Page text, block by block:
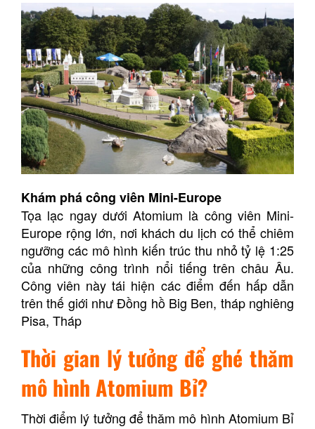
Khám phá công viên Mini-Europe
Tọa lạc ngay dưới Atomium là công viên Mini-
Europe rộng lớn, nơi khách du lịch có thể chiêm
ngưỡng các mô hình kiến trúc thu nhỏ tỷ lệ 1:25
của những công trình nổi tiếng trên châu Âu.
Công viên này tái hiện các điểm đến hấp dẫn
trên thế giới như Đồng hồ Big Ben, tháp nghiêng
Pisa, Tháp
Thời gian lý tưởng để ghé thăm
mô hình Atomium Bỉ?
Thời điểm lý tưởng để thăm mô hình Atomium Bỉ